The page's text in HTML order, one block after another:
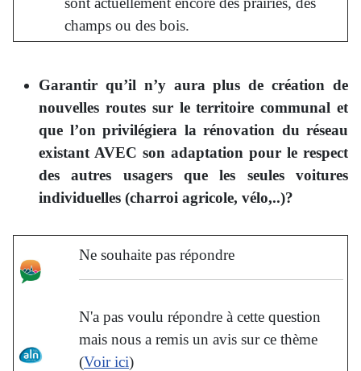
champs ou des bois.
Garantir qu’il n’y aura plus de création de
nouvelles routes sur le territoire communal et
que l’on privilégiera la rénovation du réseau
existant AVEC son adaptation pour le respect
des autres usagers que les seules voitures
individuelles (charroi agricole, vélo,..)?
Ne souhaite pas répondre
N'a pas voulu répondre à cette question
mais nous a remis un avis sur ce thème
(Voir ici)